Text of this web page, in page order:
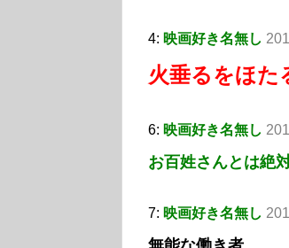
4: 映画好き名無し
火垂るをほた
6: 映画好き名無し
お百姓さんとは絶
7: 映画好き名無し